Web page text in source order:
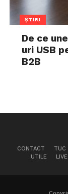
ȘTIRI
De ce
uri USB
B2B
CONTACT TUC
UTILE